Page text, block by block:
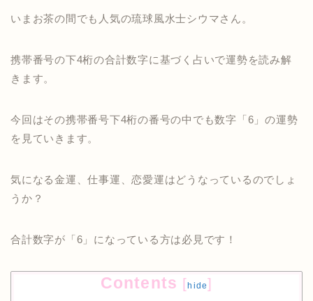
いまお茶の間でも人気の琉球風水士シウマさん。
携帯番号の下4桁の合計数字に基づく占いで運勢を読み解
きます。
今回はその携帯番号下4桁の番号の中でも数字「6」の運勢
を見ていきます。
気になる金運、仕事運、恋愛運はどうなっているのでしょ
うか？
合計数字が「6」になっている方は必見です！
Contents [hide]